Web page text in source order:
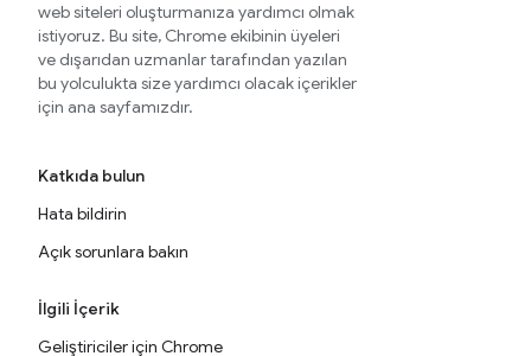
web siteleri oluşturmanıza yardımcı olmak
istiyoruz. Bu site, Chrome ekibinin üyeleri
ve dışarıdan uzmanlar tarafından yazılan
bu yolculukta size yardımcı olacak içerikler
için ana sayfamızdır.
Katkıda bulun
Hata bildirin
Açık sorunlara bakın
İlgili İçerik
Geliştiriciler için Chrome